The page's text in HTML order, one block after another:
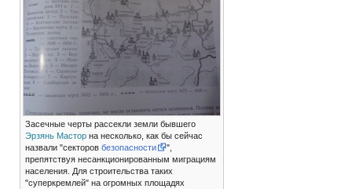
Засечные черты рассекли земли бывшего
Эрзянь Масторна несколько, как бы сейчас
назвали "секторов безопасности
",
препятствуя несанкционированным миграциям
населения. Для строительства таких
"суперкремлей" на огромных площадях